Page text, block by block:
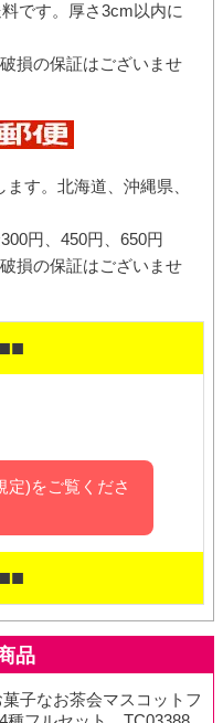
です。厚さ3cm以内に
損の保証はございませ
す。北海道、沖縄県、
円、450円、650円
損の保証はございませ
定)をご覧くださ
子なお茶会マスコットフ